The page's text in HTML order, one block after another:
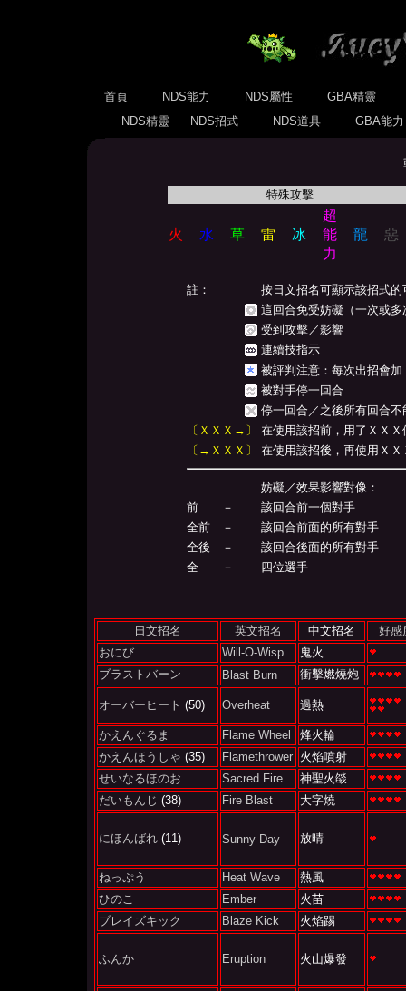
首頁 NDS能力 NDS屬性
GBA精靈
NDS精靈
NDS招式 NDS道具 GBA能
特殊攻擊
火 水 草 雷 冰
超
能
力
龍 惡
註：
按日文招名可顯示該招式的
這回合免受妨礙（一次或多
受到攻擊／影響
連續技指示
被評判注意：每次出招會加
被對手停一回合
停一回合／之後所有回合不
〔ＸＸＸ→〕
在使用該招前，用了ＸＸ
〔→ＸＸＸ〕
在使用該招後，再使用Ｘ
妨礙／效果影響對像：
前 －
該回合前一個對手
全前 －
該回合前面的所有對手
全後 －
該回合後面的所有對手
全 －
四位選手
日文招名 英文招名 中文招名
好感
おにび
Will-O-Wisp
鬼火
ブラストバーン
Blast Burn 衝擊燃燒炮
オーバーヒート (50) Overheat 過熱
かえんぐるま Flame Wheel
烽火輪
かえんほうしゃ (35) Flamethrower 火焰噴射
せいなるほのお
Sacred Fire
神聖火燄
だいもんじ (38) Fire Blast 大字燒
にほんばれ (11) Sunny Day 放晴
ねっぷう Heat Wave
熱風
ひのこ
Ember
火苗
ブレイズキック
Blaze Kick 火焰踢
ふんか Eruption 火山爆發